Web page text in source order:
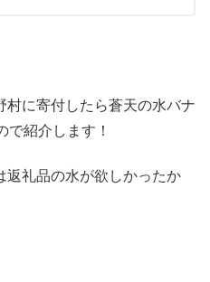
に寄付したら蒼天の水バナ
で紹介します！
返礼品の水が欲しかったか